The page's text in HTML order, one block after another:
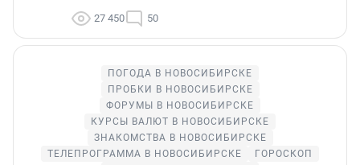
27 450 50
ПОГОДА В НОВОСИБИРСКЕ
ПРОБКИ В НОВОСИБИРСКЕ
ФОРУМЫ В НОВОСИБИРСКЕ
КУРСЫ ВАЛЮТ В НОВОСИБИРСКЕ
ЗНАКОМСТВА В НОВОСИБИРСКЕ
ТЕЛЕПРОГРАММА В НОВОСИБИРСКЕ
ГОРОСКОП